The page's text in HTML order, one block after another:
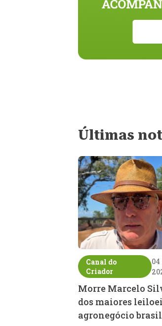
Últimas
Canal do
Criador
04
Morre Marcelo
dos maiores
agronegócio